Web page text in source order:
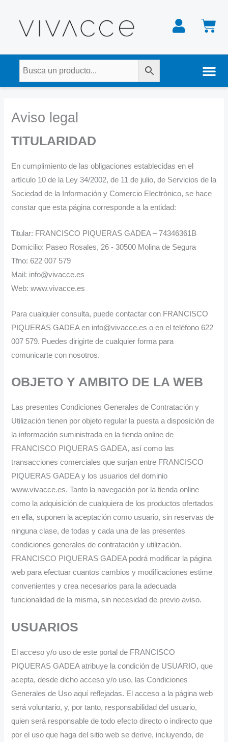
contenido
Aviso legal
TITULARIDAD
En cumplimiento de las obligaciones establecidas en el
artículo 10 de la Ley 34/2002, de 11 de julio, de Servicios de la
Sociedad de la Información y Comercio Electrónico, se hace
constar que esta página corresponde a la entidad:
Titular: FRANCISCO PIQUERAS GADEA – 74346361B
Domicilio: Paseo Rosales, 26 - 30500 Molina de Segura
Tfno: 622 007 579
Mail: info@vivacce.es
Web: www.vivacce.es
Para cualquier consulta, puede contactar con FRANCISCO
PIQUERAS GADEA en info@vivacce.es o en el teléfono 622
007 579. Puedes dirigirte de cualquier forma para
comunicarte con nosotros.
OBJETO Y AMBITO DE LA WEB
Las presentes Condiciones Generales de Contratación y
Utilización tienen por objeto regular la puesta a disposición de
la información suministrada en la tienda online de
FRANCISCO PIQUERAS GADEA, así como las
transacciones comerciales que surjan entre FRANCISCO
PIQUERAS GADEA y los usuarios del dominio
www.vivacce.es. Tanto la navegación por la tienda online
como la adquisición de cualquiera de los productos ofertados
en ella, suponen la aceptación como usuario, sin reservas de
ninguna clase, de todas y cada una de las presentes
condiciones generales de contratación y utilización.
FRANCISCO PIQUERAS GADEA podrá modificar la página
web para efectuar cuantos cambios y modificaciones estime
convenientes y crea necesarios para la adecuada
funcionalidad de la misma, sin necesidad de previo aviso.
USUARIOS
El acceso y/o uso de este portal de FRANCISCO
PIQUERAS GADEA atribuye la condición de USUARIO, que
acepta, desde dicho acceso y/o uso, las Condiciones
Generales de Uso aquí reflejadas. El acceso a la página web
será voluntario, y, por tanto, responsabilidad del usuario,
quien será responsable de todo efecto directo o indirecto que
por el uso que haga del sitio web se derive, incluyendo, de